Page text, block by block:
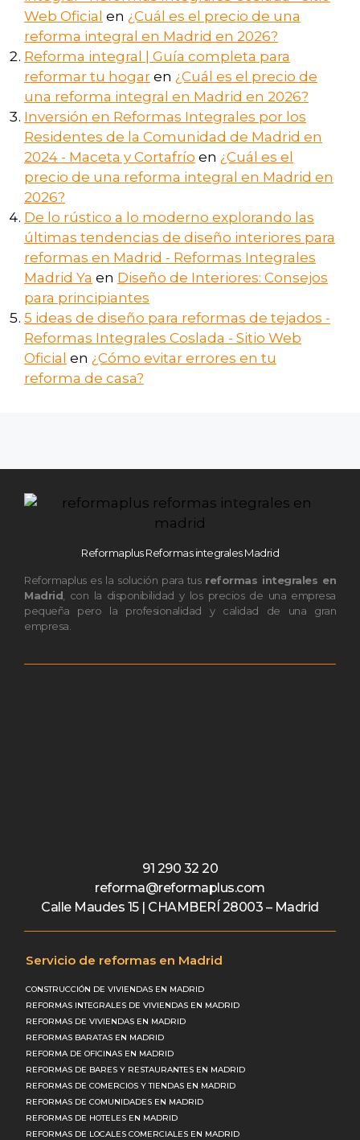
Web Oficial en ¿Cuál es el precio de una
reforma integral en Madrid en 2026?
Reforma integral | Guía completa para
reformar tu hogar en ¿Cuál es el precio de
una reforma integral en Madrid en 2026?
Inversión en Reformas Integrales por los
Residentes de la Comunidad de Madrid en
2024 - Maceta y Cortafrío en ¿Cuál es el
precio de una reforma integral en Madrid en
2026?
De lo rústico a lo moderno explorando las
últimas tendencias de diseño interiores para
reformas en Madrid - Reformas Integrales
Madrid Ya en Diseño de Interiores: Consejos
para principiantes
5 ideas de diseño para reformas de tejados -
Reformas Integrales Coslada - Sitio Web
Oficial en ¿Cómo evitar errores en tu
reforma de casa?
Reformaplus Reformas integrales Madrid
Reformaplus es la solución para tus reformas integrales en
Madrid , con la disponibilidad y los precios de una empresa
pequeña pero la profesionalidad y calidad de una gran
empresa.
91 290 32 20
reforma@reformaplus.com
Calle Maudes 15 | CHAMBERÍ 28003 – Madrid
Servicio de reformas en Madrid
CONSTRUCCIÓN DE VIVIENDAS EN MADRID
REFORMAS INTEGRALES DE VIVIENDAS EN MADRID
REFORMAS DE VIVIENDAS EN MADRID
REFORMAS BARATAS EN MADRID
REFORMA DE OFICINAS EN MADRID
REFORMAS DE BARES Y RESTAURANTES EN MADRID
REFORMAS DE COMERCIOS Y TIENDAS EN MADRID
REFORMAS DE COMUNIDADES EN MADRID
REFORMAS DE HOTELES EN MADRID
REFORMAS DE LOCALES COMERCIALES EN MADRID